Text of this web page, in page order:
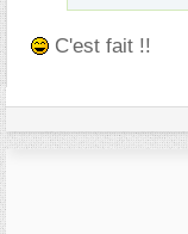
C'est fait !!